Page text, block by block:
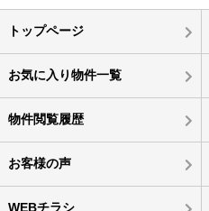
トップページ
お気に入り物件一覧
物件閲覧履歴
お客様の声
WEBチラシ